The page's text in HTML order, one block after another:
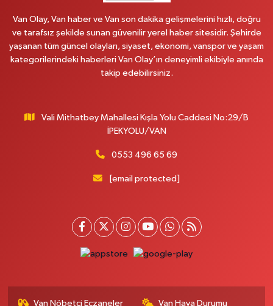
Van Olay, Van haber ve Van son dakika gelişmelerini hızlı, doğru
ve tarafsız şekilde sunan güvenilir yerel haber sitesidir. Şehirde
yaşanan tüm güncel olayları, siyaset, ekonomi, vanspor ve yaşam
kategorilerindeki haberleri Van Olay’ın deneyimli ekibiyle anında
takip edebilirsiniz.
Vali Mithatbey Mahallesi Kışla Yolu Caddesi No:29/B
İPEKYOLU/VAN
0553 496 65 69
[email protected]
Van Nöbetçi Eczaneler Van Hava Durumu